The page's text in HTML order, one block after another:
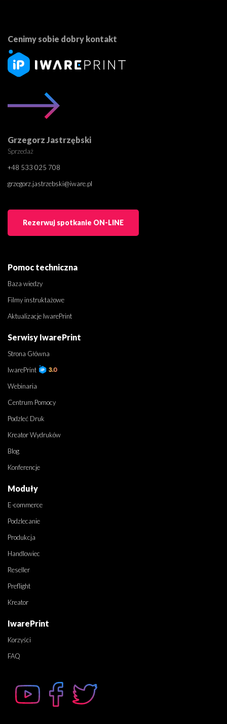
Cenimy sobie dobry kontakt
Grzegorz Jastrzębski
Sprzedaż
+48 533 025 708
grzegorz.jastrzebski@iware.pl
Rezerwuj spotkanie ON-LINE
Pomoc techniczna
Baza wiedzy
Filmy instruktażowe
Aktualizacje IwarePrint
Serwisy IwarePrint
Strona Główna
IwarePrint
Webinaria
Centrum Pomocy
Podzleć Druk
Kreator Wydruków
Blog
Konferencje
Moduły
E-commerce
Podzlecanie
Produkcja
Handlowiec
Reseller
Preflight
Kreator
IwarePrint
Korzyści
FAQ